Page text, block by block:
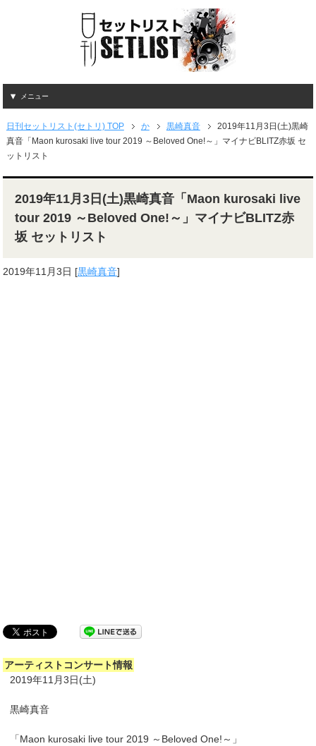
メニュー
日刊セットリスト(セトリ) TOP か 黒崎真音
2019年11月3日(土)黒崎
真音「Maon kurosaki live tour 2019 ～Beloved One!～」マイナビBLITZ赤坂 セ
ットリスト
2019年11月3日(土)黒崎真音「Maon kurosaki live
tour 2019 ～Beloved One!～」マイナビBLITZ赤
坂 セットリスト
2019年11月3日 [黒崎真音]
アーティストコンサート情報
2019年11月3日(土)
黒崎真音
「Maon kurosaki live tour 2019 ～Beloved One!～」